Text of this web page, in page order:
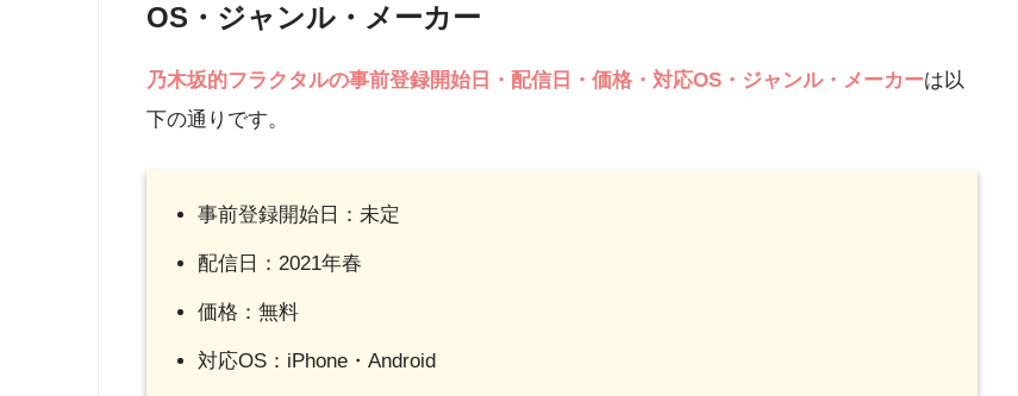
OS・ジャンル・メーカー
乃木坂的フラクタルの事前登録開始日・配信日・価格・対応OS・ジャンル・メーカーは以
下の通りです。
事前登録開始日：未定
配信日：2021年春
価格：無料
対応OS：iPhone・Android